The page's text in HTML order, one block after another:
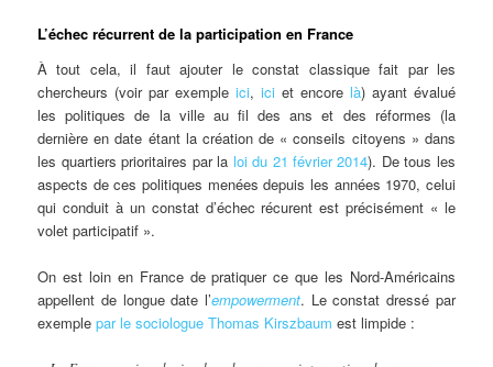
L’échec récurrent de la participation en France
À tout cela, il faut ajouter le constat classique fait par les
chercheurs (voir par exempleici,ici et encore là) ayant évalué
les politiques de la ville au fil des ans et des réformes (la
dernière en date étant la création de « conseils citoyens » dans
les quartiers prioritaires par la loi du 21 février 2014). De tous les
aspects de ces politiques menées depuis les années 1970, celui
qui conduit à un constat d’échec récurent est précisément « le
volet participatif ».
On est loin en France de pratiquer ce que les Nord-Américains
appellent de longue date l’empowerment. Le constat dressé par
exemplepar le sociologue Thomas Kirszbaum est limpide :